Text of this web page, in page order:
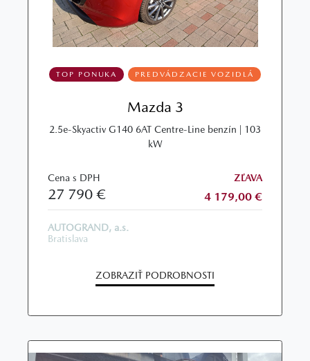
TOP PONUKA PREDVÁDZACIE VOZIDLÁ
Mazda 3
2.5e-Skyactiv G140 6AT Centre-Line benzín | 103
kW
Cena s DPH
27 790 €
ZĽAVA
4 179,00 €
AUTOGRAND, a.s.
Bratislava
ZOBRAZIŤ PODROBNOSTI